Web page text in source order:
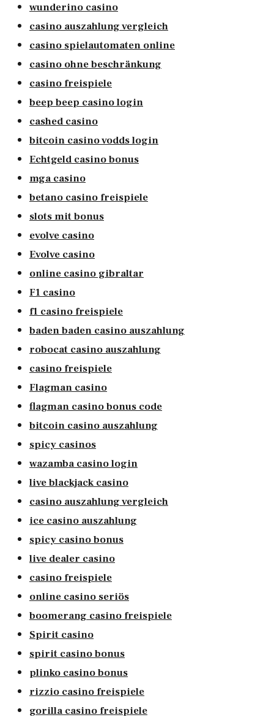
wunderino casino
casino auszahlung vergleich
casino spielautomaten online
casino ohne beschränkung
casino freispiele
beep beep casino login
cashed casino
bitcoin casino vodds login
Echtgeld casino bonus
mga casino
betano casino freispiele
slots mit bonus
evolve casino
Evolve casino
online casino gibraltar
F1 casino
f1 casino freispiele
baden baden casino auszahlung
robocat casino auszahlung
casino freispiele
Flagman casino
flagman casino bonus code
bitcoin casino auszahlung
spicy casinos
wazamba casino login
live blackjack casino
casino auszahlung vergleich
ice casino auszahlung
spicy casino bonus
live dealer casino
casino freispiele
online casino seriös
boomerang casino freispiele
Spirit casino
spirit casino bonus
plinko casino bonus
rizzio casino freispiele
gorilla casino freispiele